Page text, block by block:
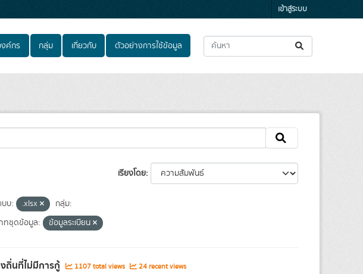
เข้าสู่ระบบ
ค์กร กลุ่ม เกี่ยวกับ ตัวอย่างการใช้ข้อมูล
เรียงโดย
บบ: .xlsx
กลุ่ม:
ภทชุดข้อมูล: ข้อมูลระเบียน
ถิ่นที่ไม่มีการกู้ 1107 total views 24 recent views